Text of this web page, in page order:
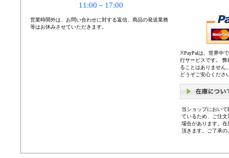
11:00－17:00
営業時間外は、お問い合わせに対する返信、商品の発送業務
等はお休みさせていただきます。
※PayPalは、世界中
行サービスです。
ることはありません
どうぞご安心くださ
当ショップにおい
ているため、ご注
場合があります。
頂きます。ご了承